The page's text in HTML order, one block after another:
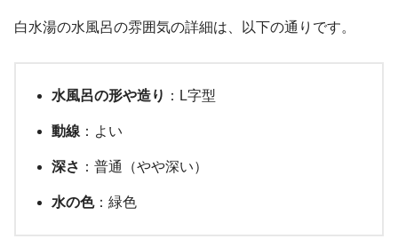
白水湯の水風呂の雰囲気の詳細は、以下の通りです。
水風呂の形や造り ：L字型
動線 ：よい
深さ ：普通（やや深い）
水の色：緑色